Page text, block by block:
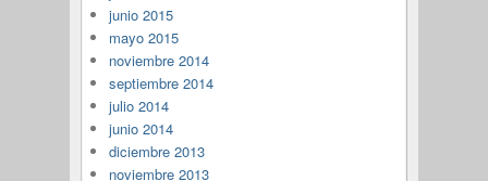
junio 2015
mayo 2015
noviembre 2014
septiembre 2014
julio 2014
junio 2014
diciembre 2013
noviembre 2013